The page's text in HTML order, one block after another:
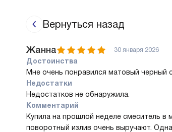
Вернуться назад
Жанна 30 января 2026
Достоинства
Мне очень понравился матовый черный
Недостатки
Недостатков не обнаружила.
Комментарий
Купила на прошлой неделе смеситель
поворотный излив очень выручают.